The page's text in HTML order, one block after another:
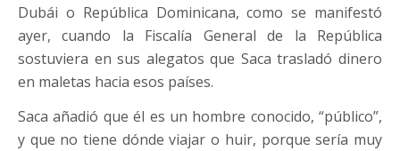
Dubái o República Dominicana, como se manifestó
ayer, cuando la Fiscalía General de la República
sostuviera en sus alegatos que Saca trasladó dinero
en maletas hacia esos países.
Saca añadió que él es un hombre conocido, “público”,
y que no tiene dónde viajar o huir, porque sería muy